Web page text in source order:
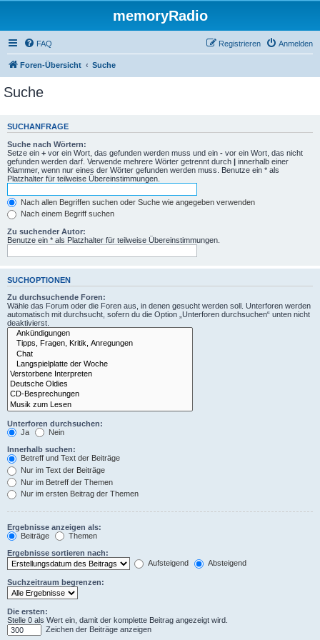
memoryRadio
FAQ Anmelden
Registrieren
Foren-Übersicht Suche
Suche
SUCHANFRAGE
Suche nach Wörtern:
Setze ein + vor ein Wort, das gefunden werden muss und ein - vor ein Wort, das nicht
gefunden werden darf. Verwende mehrere Wörter getrennt durch | innerhalb einer
Klammer, wenn nur eines der Wörter gefunden werden muss. Benutze ein * als
Platzhalter für teilweise Übereinstimmungen.
Nach allen Begriffen suchen oder Suche wie angegeben verwenden
Nach einem Begriff suchen
Zu suchender Autor:
Benutze ein * als Platzhalter für teilweise Übereinstimmungen.
SUCHOPTIONEN
Zu durchsuchende Foren:
Wähle das Forum oder die Foren aus, in denen gesucht werden soll. Unterforen werden
automatisch mit durchsucht, sofern du die Option „Unterforen durchsuchen“ unten nicht
deaktivierst.
Unterforen durchsuchen:
Ja
Nein
Innerhalb suchen:
Betreff und Text der Beiträge
Nur im Text der Beiträge
Nur im Betreff der Themen
Nur im ersten Beitrag der Themen
Ergebnisse anzeigen als:
Beiträge
Themen
Ergebnisse sortieren nach:
Aufsteigend
Absteigend
Suchzeitraum begrenzen:
Die ersten:
Stelle 0 als Wert ein, damit der komplette Beitrag angezeigt wird.
Zeichen der Beiträge anzeigen